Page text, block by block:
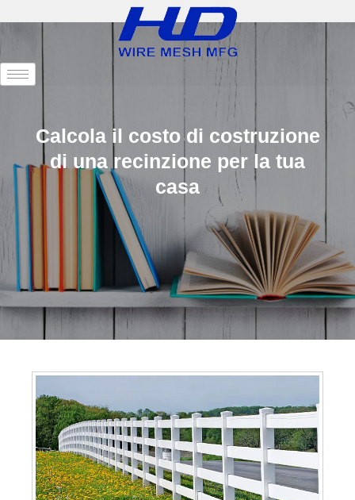
Calcola il costo di costruzione
di una recinzione per la tua
casa